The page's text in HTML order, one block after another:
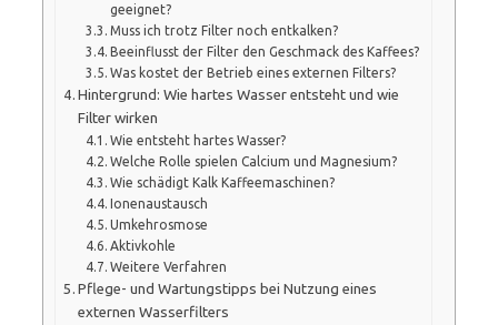
geeignet?
Muss ich trotz Filter noch entkalken?
Beeinflusst der Filter den Geschmack des Kaffees?
Was kostet der Betrieb eines externen Filters?
Hintergrund: Wie hartes Wasser entsteht und wie
Filter wirken
Wie entsteht hartes Wasser?
Welche Rolle spielen Calcium und Magnesium?
Wie schädigt Kalk Kaffeemaschinen?
Ionenaustausch
Umkehrosmose
Aktivkohle
Weitere Verfahren
Pflege- und Wartungstipps bei Nutzung eines
externen Wasserfilters